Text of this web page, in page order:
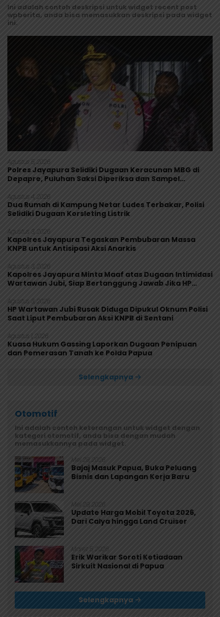
Ini adalah contoh deskripsi untuk widget recent post
wpberita, anda bisa memasukkan deskripsi pada widget
ini.
Agustus 5, 2026
Polres Jayapura Selidiki Dugaan Keracunan MBG di
Depapre, Puluhan Saksi Diperiksa dan Sampel
Agustus 4, 2026
Dua Rumah di Kampung Netar Ludes Terbakar, Polisi
Selidiki Dugaan Korsleting Listrik
Agustus 3, 2026
Kapolres Jayapura Tegaskan Pembubaran Massa
KNPB untuk Antisipasi Aksi Anarkis
Agustus 3, 2026
Kapolres Jayapura Minta Maaf atas Dugaan Intimidasi
Wartawan Jubi, Siap Bertanggung Jawab Jika HP
Agustus 3, 2026
HP Wartawan Jubi Rusak Diduga Dipukul Oknum Polisi
Saat Liput Pembubaran Aksi KNPB di Sentani
Agustus 1, 2026
Kuasa Hukum Gassing Laporkan Dugaan Penipuan
dan Pemerasan Tanah ke Polda Papua
Selengkapnya
Otomotif
Ini adalah contoh keterangan untuk widget dengan
kategori otomotif, anda bisa dengan mudah
memasukkannya pada widget.
Mei 29, 2026
Bajaj Masuk Papua, Buka Peluang
Bisnis dan Lapangan Kerja Baru
Mei 29, 2026
Update Harga Mobil Toyota 2026,
Dari Calya hingga Land Cruiser
Maret 5, 2026
Erik Warikar Soroti Ketiadaan
Sirkuit Nasional di Papua
Selengkapnya